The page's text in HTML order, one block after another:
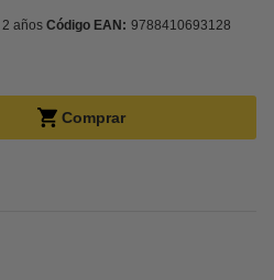
2 años Código EAN: 9788410693128
Comprar